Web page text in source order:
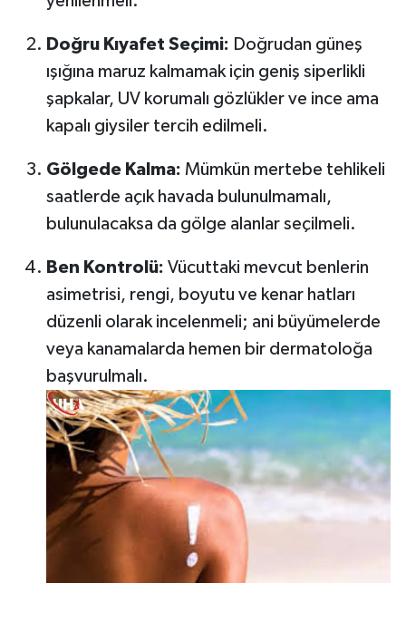
Doğru Kıyafet Seçimi: Doğrudan güneş
ışığına maruz kalmamak için geniş siperlikli
şapkalar, UV korumalı gözlükler ve ince ama
kapalı giysiler tercih edilmeli.
Gölgede Kalma: Mümkün mertebe tehlikeli
saatlerde açık havada bulunulmamalı,
bulunulacaksa da gölge alanlar seçilmeli.
Ben Kontrolü: Vücuttaki mevcut benlerin
asimetrisi, rengi, boyutu ve kenar hatları
düzenli olarak incelenmeli; ani büyümelerde
veya kanamalarda hemen bir dermatoloğa
başvurulmalı.